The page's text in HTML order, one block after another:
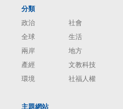
分類
政治
社會
全球
生活
兩岸
地方
產經
文教科技
環境
社福人權
主題網站